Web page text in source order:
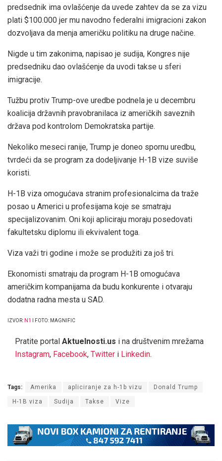
predsednik ima ovlašćenje da uvede zahtev da se za vizu
plati $100.000 jer mu navodno federalni imigracioni zakon
dozvoljava da menja američku politiku na druge načine.
Nigde u tim zakonima, napisao je sudija, Kongres nije
predsedniku dao ovlašćenje da uvodi takse u sferi
imigracije.
Tužbu protiv Trump-ove uredbe podnela je u decembru
koalicija državnih pravobranilaca iz američkih saveznih
država pod kontrolom Demokratska partije.
Nekoliko meseci ranije, Trump je doneo spornu uredbu,
tvrdeći da se program za dodeljivanje H-1B vize suviše
koristi.
H-1B viza omogućava stranim profesionalcima da traže
posao u Americi u profesijama koje se smatraju
specijalizovanim. Oni koji apliciraju moraju posedovati
fakultetsku diplomu ili ekvivalent toga.
Viza važi tri godine i može se produžiti za još tri.
Ekonomisti smatraju da program H-1B omogućava
američkim kompanijama da budu konkurente i otvaraju
dodatna radna mesta u SAD.
IZVOR: N1 I FOTO: MAGNIFIC
Pratite portal Aktuelnosti.us i na društvenim mrežama
Instagram, Facebook, Twitter i Linkedin.
Tags: Amerika apliciranje za h-1b vizu Donald Trump
H-1B viza Sudija Takse Vize